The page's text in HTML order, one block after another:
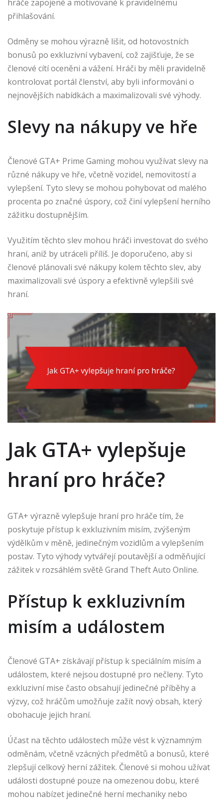
hráče zapojené a motivované k pravidelnému
přihlašování.
Odměny se mohou výrazně lišit, od hotovostních
bonusů po exkluzivní vybavení, což zajišťuje, že se
členové cítí oceněni a vážení. Hráči by měli pravidelně
kontrolovat portál členství, aby byli informováni o
nejnovějších nabídkách a maximalizovali své výhody.
Slevy na nákupy ve hře
Členové GTA+ Prime Gaming mohou využívat slevy na
různé nákupy ve hře, včetně vozidel, nemovitostí a
vylepšení. Tyto slevy se mohou pohybovat od malého
procenta po značné úspory, což činí vylepšení herního
zážitku dostupnějším.
Využitím těchto slev mohou hráči investovat do svého
hraní, aniž by utráceli příliš. Je doporučeno, aby si
členové plánovali své nákupy kolem těchto slev, aby
maximalizovali své úspory a efektivně vylepšili své
hraní.
Jak GTA+ vylepšuje
hraní pro hráče?
GTA+ výrazně vylepšuje hraní pro hráče tím, že
poskytuje přístup k exkluzivním misím, zvýšeným
výdělkům v měně, jedinečným vozidlům a vylepšením
postav. Tyto výhody vytvářejí poutavější a odměňující
zážitek v rozsáhlém světě Grand Theft Auto Online.
Přístup k exkluzivním
misím a událostem
Členové GTA+ získávají přístup k speciálním misím a
událostem, které nejsou dostupné pro nečleny. Tyto
exkluzivní mise často obsahují jedinečné příběhy a
výzvy, což hráčům umožňuje zažít nový obsah, který
obohacuje jejich hraní.
Účast na těchto událostech může vést k významným
odměnám, včetně vzácných předmětů a bonusů, které
zlepšují celkový herní zážitek. Členové si mohou užívat
události dostupné pouze na omezenou dobu, které
mohou nabízet jedinečné herní mechaniky nebo